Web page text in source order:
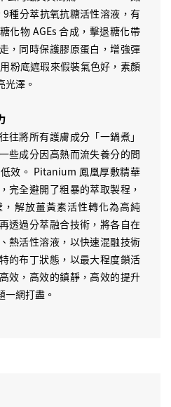
種分萃抗氧抗糖活性溶液，有
化物 AGEs 合成，擊退糖化帶
，同時保護膠原蛋白，增強彈
粉底遮瑕來假裝氣色好，素顏
光澤。
往將所有護膚成分「一鍋煮」
些成分因高熱而流失養分的問
效。 Pitanium 鳳凰厚敷精華
完全避開了粗暴的萃取製程，
解放薑黃素活性轉化為高純
透過分萃融合技術，將各自在
熱活性溶液，以快速混融技術
的布丁狀態，以最大程度鎖活
效，高效的鎮靜，高效的提升
網打盡。